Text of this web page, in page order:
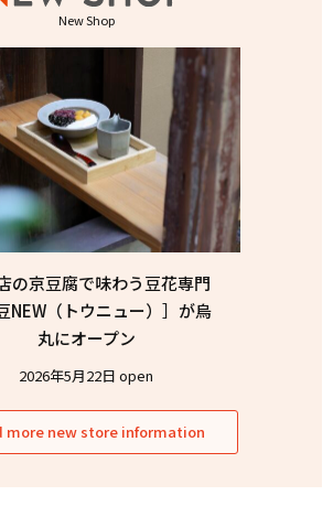
New Shop
の京豆腐で味わう豆花専門
NEW（トウニュー）］が烏
丸にオープン
2026年5月22日 open
more new store information